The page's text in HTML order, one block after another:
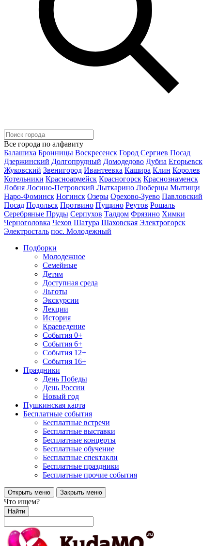
Все города по алфавиту
Балашиха Бронницы Воскресенск Город Сергиев Посад
Дзержинский Долгопрудный Домодедово Дубна Егорьевск
Жуковский Звенигород Ивантеевка Кашира Клин Королев
Котельники Красноармейск Красногорск Краснознаменск
Лобня Лосино-Петровский Лыткарино Люберцы Мытищи
Наро-Фоминск Ногинск Озеры Орехово-Зуево Павловский
Посад Подольск Протвино Пущино Реутов Рошаль
Серебряные Пруды Серпухов Талдом Фрязино Химки
Черноголовка Чехов Шатура Шаховская Электрогорск
Электросталь пос. Молодежный
Подборки
Молодежное
Семейные
Детям
Доступная среда
Льготы
Экскурсии
Лекции
История
Краеведение
События 0+
События 6+
События 12+
События 16+
Праздники
День Победы
День России
Новый год
Пушкинская карта
Бесплатные события
Бесплатные встречи
Бесплатные выставки
Бесплатные концерты
Бесплатные обучение
Бесплатные спектакли
Бесплатные праздники
Бесплатные прочие события
Открыть меню Закрыть меню
Что ищем?
Найти